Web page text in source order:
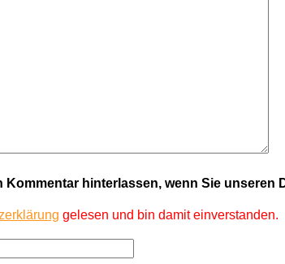
Kommentar hinterlassen, wenn Sie unseren
gelesen und bin damit einverstanden.